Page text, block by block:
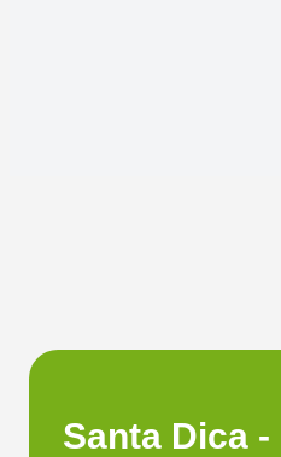
Santa Dica -